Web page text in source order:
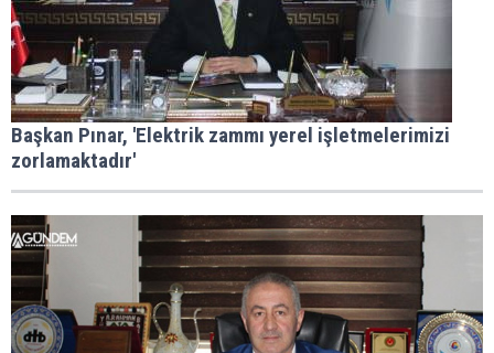
Başkan Pınar, 'Elektrik zammı yerel işletmelerimizi
zorlamaktadır'